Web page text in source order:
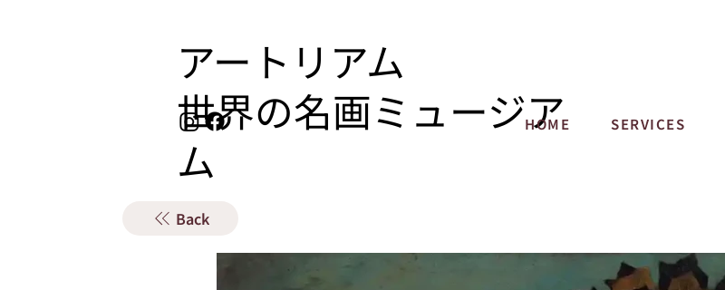
アートリアム
​世界の名画ミュージア
ム
HOME SERVICES
Back